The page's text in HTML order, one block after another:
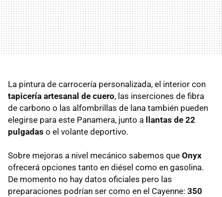
La pintura de carrocería personalizada, el interior con
tapicería artesanal de cuero, las inserciones de fibra
de carbono o las alfombrillas de lana también pueden
elegirse para este Panamera, junto a
llantas de 22
pulgadas o el volante deportivo.
Sobre mejoras a nivel mecánico sabemos que Onyx
ofrecerá opciones tanto en diésel como en gasolina.
De momento no hay datos oficiales pero las
preparaciones podrían ser como en el Cayenne: 350